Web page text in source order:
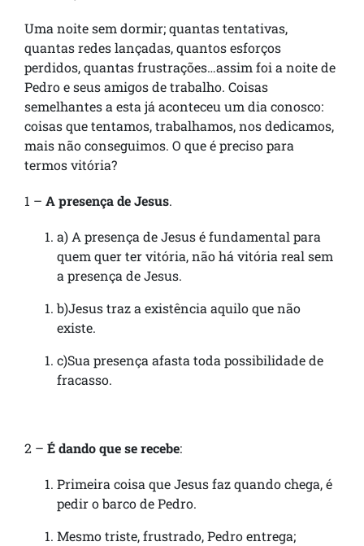
Uma noite sem dormir; quantas tentativas,
quantas redes lançadas, quantos esforços
perdidos, quantas frustrações…assim foi a noite de
Pedro e seus amigos de trabalho. Coisas
semelhantes a esta já aconteceu um dia conosco:
coisas que tentamos, trabalhamos, nos dedicamos,
mais não conseguimos. O que é preciso para
termos vitória?
1 – A presença de Jesus.
a) A presença de Jesus é fundamental para
quem quer ter vitória, não há vitória real sem
a presença de Jesus.
b)Jesus traz a existência aquilo que não
existe.
c)Sua presença afasta toda possibilidade de
fracasso.
2 – É dando que se recebe:
Primeira coisa que Jesus faz quando chega, é
pedir o barco de Pedro.
Mesmo triste, frustrado, Pedro entrega;